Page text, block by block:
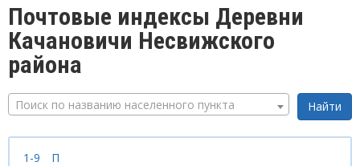
Почтовые индексы Деревни
Качановичи Несвижского
района
Поиск по названию населенного пункта
1-9 П